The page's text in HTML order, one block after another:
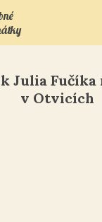
Julia Fučíka
v Otvicích